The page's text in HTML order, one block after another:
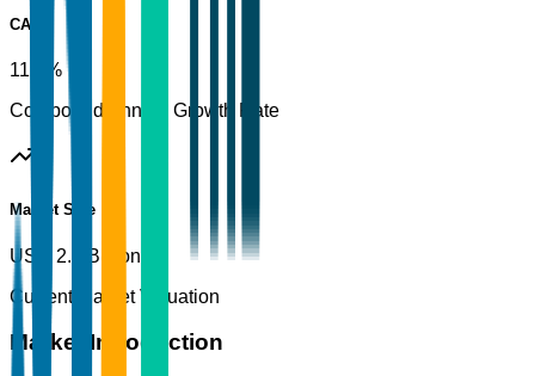
CAGR
11.5%
Compound Annual Growth Rate
Market Size
USD 2.5 Billion
Current Market Valuation
Market Introduction